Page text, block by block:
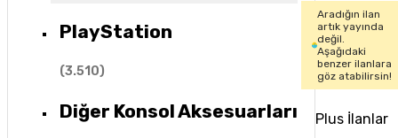
PlayStation
(3.510)
Diğer Konsol Aksesuarları
Aradığın ilan
artık yayında
değil.
Aşağıdaki
benzer ilanlara
göz atabilirsin!
Plus İlanlar